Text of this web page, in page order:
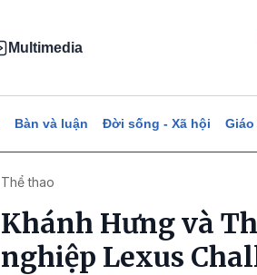
Multimedia
Bàn và luận Đời sống - Xã hội
Thể thao
Khánh Hưng và
nghiệp Lexus